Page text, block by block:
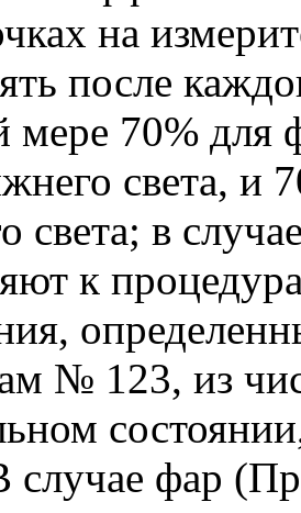
на
после
мере 70% для
света, и
света; в
к
№ 123, из
фар